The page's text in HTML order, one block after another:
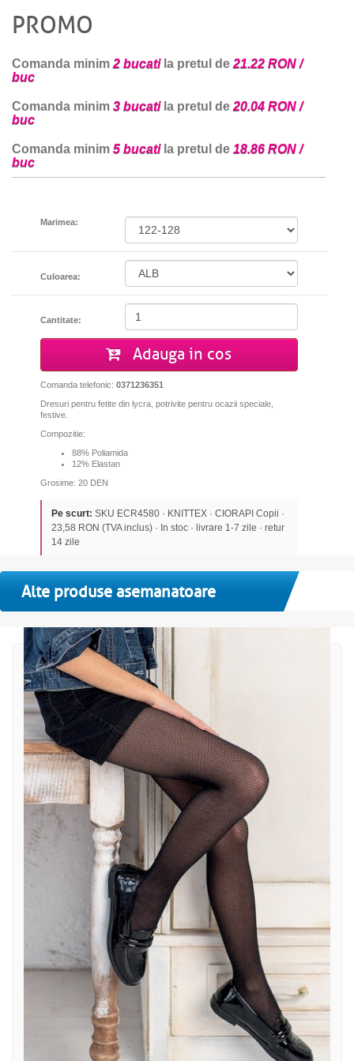
PROMO
Comanda minim 2 bucatila pretul de 21.22 RON /
buc
Comanda minim 3 bucatila pretul de 20.04 RON /
buc
Comanda minim 5 bucatila pretul de 18.86 RON /
buc
Marimea:
Culoarea:
Cantitate:
Adauga in cos
Comanda telefonic: 0371236351
Dresuri pentru fetite din lycra, potrivite pentru ocazii speciale,
festive.
Compozitie:
88% Poliamida
12% Elastan
Grosime: 20 DEN
Pe scurt: SKU ECR4580 · KNITTEX · CIORAPI Copii ·
23,58 RON (TVA inclus) · In stoc · livrare 1-7 zile · retur
14 zile
Alte produse asemanatoare